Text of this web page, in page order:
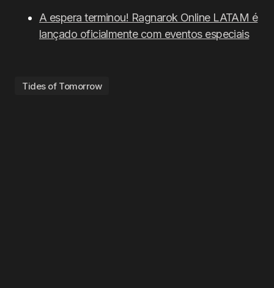
A espera terminou! Ragnarok Online LATAM é
lançado oficialmente com eventos especiais
Tides of Tomorrow